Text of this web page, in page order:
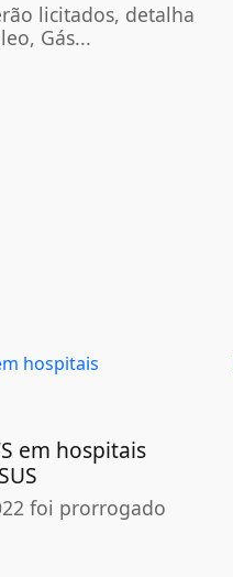
licitados, detalha
Gás...
em hospitais
foi prorrogado